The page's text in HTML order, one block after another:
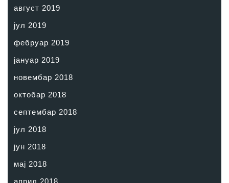
август 2019
јул 2019
фебруар 2019
јануар 2019
новембар 2018
октобар 2018
септембар 2018
јул 2018
јун 2018
мај 2018
април 2018